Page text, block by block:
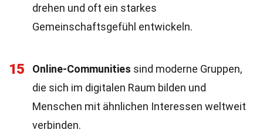
drehen und oft ein starkes
Gemeinschaftsgefühl entwickeln.
15 Online-Communities sind moderne Gruppen,
die sich im digitalen Raum bilden und
Menschen mit ähnlichen Interessen weltweit
verbinden.